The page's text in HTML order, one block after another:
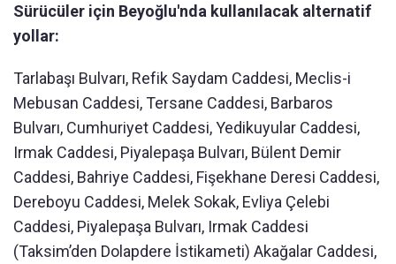
Sürücüler için Beyoğlu'nda kullanılacak alternatif
yollar:
Tarlabaşı Bulvarı, Refik Saydam Caddesi, Meclis-i
Mebusan Caddesi, Tersane Caddesi, Barbaros
Bulvarı, Cumhuriyet Caddesi, Yedikuyular Caddesi,
Irmak Caddesi, Piyalepaşa Bulvarı, Bülent Demir
Caddesi, Bahriye Caddesi, Fişekhane Deresi Caddesi,
Dereboyu Caddesi, Melek Sokak, Evliya Çelebi
Caddesi, Piyalepaşa Bulvarı, Irmak Caddesi
(Taksim’den Dolapdere İstikameti) Akağalar Caddesi,